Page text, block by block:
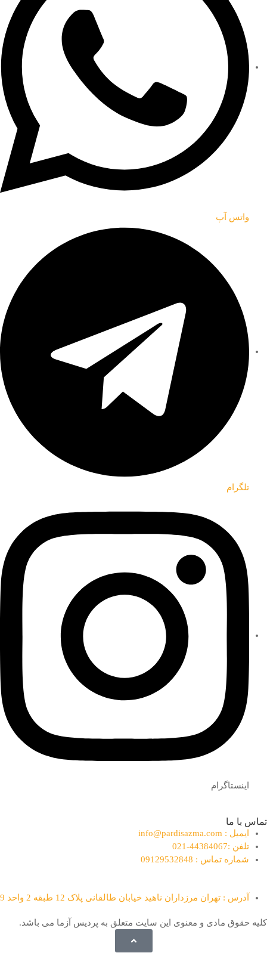
واتس آپ
تلگرام
اینستاگرام
تماس با ما
ایمیل : info@pardisazma.com
تلفن :44384067-021
شماره تماس : 09129532848
آدرس : تهران مرزداران ناهید خیابان طالقانی پلاک 12 طبقه 2 واحد 9
کلیه حقوق مادی و معنوی این سایت متعلق به پردیس آزما می باشد.